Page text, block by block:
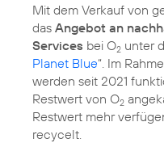
Mit dem Verkauf von
das Angebot an
Services bei O2 unter
Planet Blue“. Im
werden seit 2021
Restwert von O2
Restwert mehr
recycelt.